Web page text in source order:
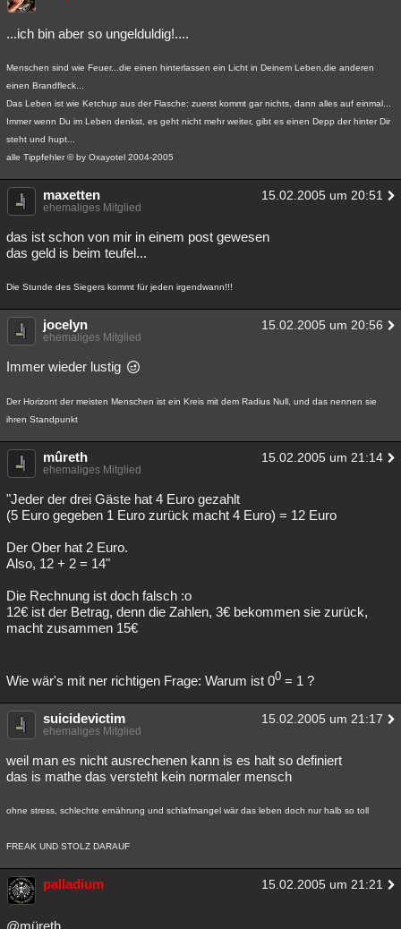
...ich bin aber so ungelduldig!....
Menschen sind wie Feuer...die einen hinterlassen ein Licht in Deinem Leben,die anderen
einen Brandfleck...
Das Leben ist wie Ketchup aus der Flasche: zuerst kommt gar nichts, dann alles auf einmal...
Immer wenn Du im Leben denkst, es geht nicht mehr weiter, gibt es einen Depp der hinter Dir
steht und hupt...
alle Tippfehler © by Oxayotel 2004-2005
maxetten 15.02.2005 um 20:51
ehemaliges Mitglied
das ist schon von mir in einem post gewesen
das geld is beim teufel...
Die Stunde des Siegers kommt für jeden irgendwann!!!
jocelyn 15.02.2005 um 20:56
ehemaliges Mitglied
Immer wieder lustig
Der Horizont der meisten Menschen ist ein Kreis mit dem Radius Null, und das nennen sie
ihren Standpunkt
mûreth 15.02.2005 um 21:14
ehemaliges Mitglied
"Jeder der drei Gäste hat 4 Euro gezahlt
(5 Euro gegeben 1 Euro zurück macht 4 Euro) = 12 Euro
Der Ober hat 2 Euro.
Also, 12 + 2 = 14"
Die Rechnung ist doch falsch :o
12€ ist der Betrag, denn die Zahlen, 3€ bekommen sie zurück,
macht zusammen 15€
Wie wär's mit ner richtigen Frage: Warum ist 00 = 1 ?
suicidevictim 15.02.2005 um 21:17
ehemaliges Mitglied
weil man es nicht ausrechenen kann is es halt so definiert
das is mathe das versteht kein normaler mensch
ohne stress, schlechte ernährung und schlafmangel wär das leben doch nur halb so toll
FREAK UND STOLZ DARAUF
palladium 15.02.2005 um 21:21
@müreth